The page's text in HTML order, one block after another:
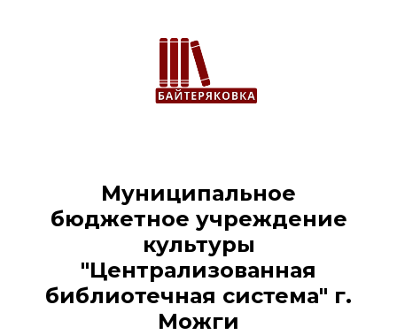
Муниципальное
бюджетное учреждение
культуры
"Централизованная
библиотечная система" г.
Можги